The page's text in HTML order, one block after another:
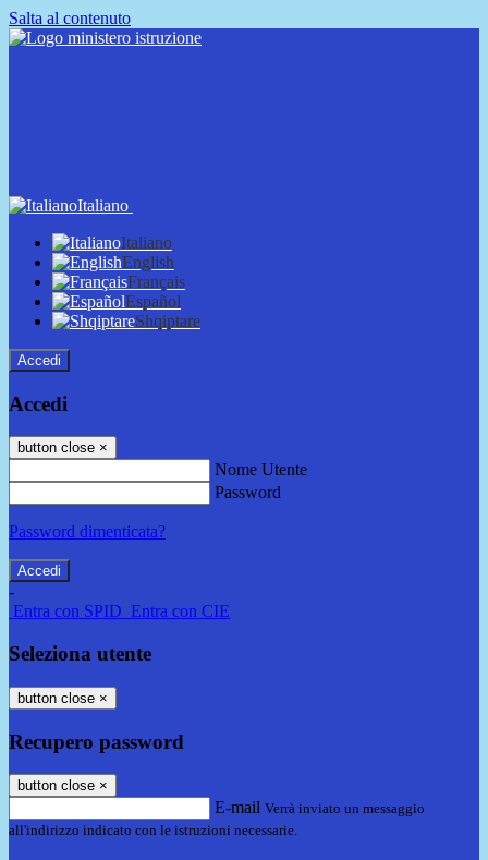
Salta al contenuto
Italiano
Italiano
English
Français
Español
Shqiptare
Accedi
Accedi
button close ×
Nome Utente
Password
Password dimenticata?
-
Entra con SPID Entra con CIE
Seleziona utente
button close ×
Recupero password
button close ×
E-mail Verrà inviato un messaggio
all'indirizzo indicato con le istruzioni necessarie.